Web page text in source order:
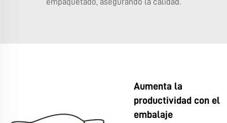
empaquetado, asegurando la calidad.
Aumenta la
productividad con el
embalaje